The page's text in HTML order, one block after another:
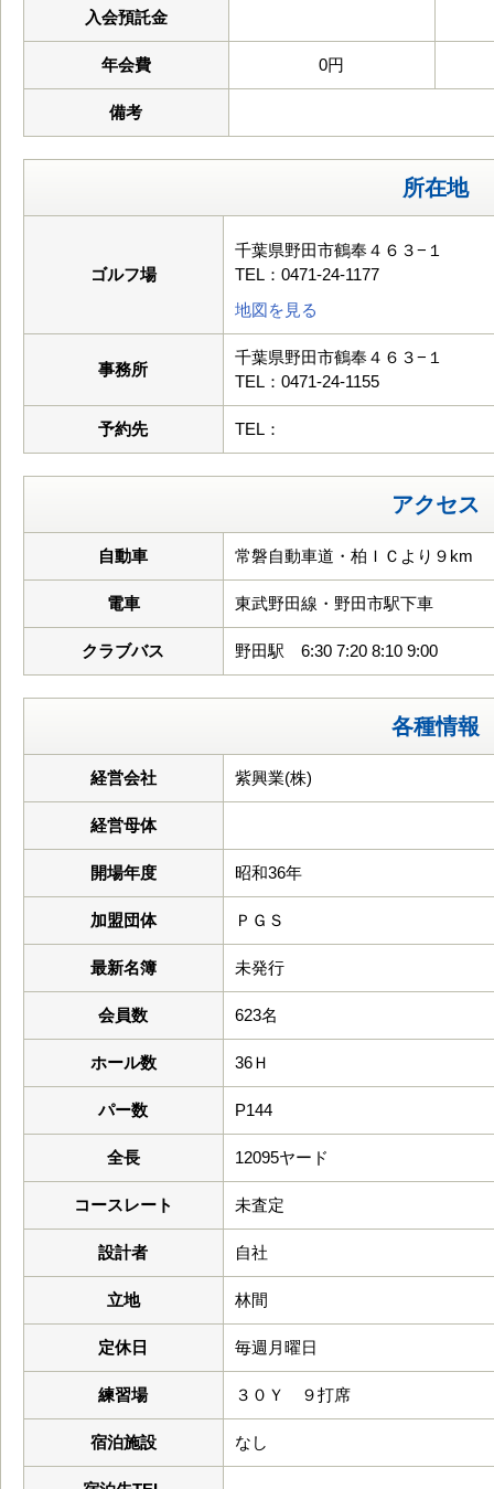
入会預託金
年会費 0円
備考
所在地
ゴルフ場
千葉県野田市鶴奉４６３−１
TEL：0471-24-1177
地図を見る
事務所
千葉県野田市鶴奉４６３−１
TEL：0471-24-1155
予約先 TEL：
アクセス
自動車 常磐自動車道・柏ＩＣより９km
電車 東武野田線・野田市駅下車
クラブバス 野田駅 6:30 7:20 8:10 9:00
各種情報
経営会社 紫興業(株)
経営母体
開場年度 昭和36年
加盟団体 ＰＧＳ
最新名簿 未発行
会員数 623名
ホール数 36Ｈ
パー数 P144
全長 12095ヤード
コースレート 未査定
設計者 自社
立地 林間
定休日 毎週月曜日
練習場 ３０Ｙ ９打席
宿泊施設 なし